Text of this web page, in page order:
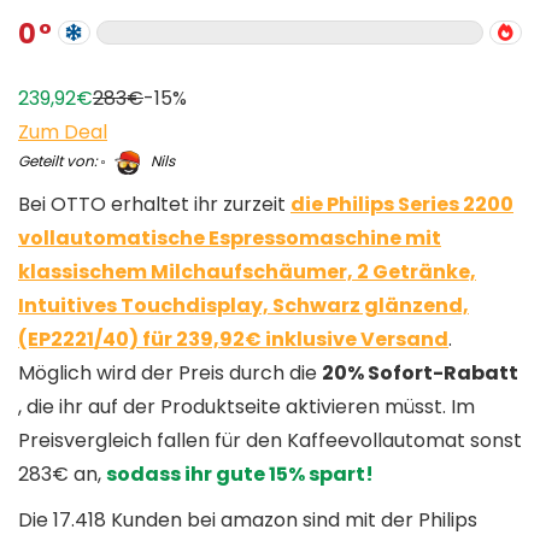
0
239,92€283€-15%
Zum Deal
Geteilt von: Nils
Bei OTTO erhaltet ihr zurzeit die Philips Series 2200
vollautomatische Espressomaschine mit
klassischem Milchaufschäumer, 2 Getränke,
Intuitives Touchdisplay, Schwarz glänzend,
(EP2221/40) für 239,92€ inklusive Versand.
Möglich wird der Preis durch die 20% Sofort-Rabatt
, die ihr auf der Produktseite aktivieren müsst. Im
Preisvergleich fallen für den Kaffeevollautomat sonst
283€ an,sodass ihr gute 15% spart!
Die 17.418 Kunden bei amazon sind mit der Philips